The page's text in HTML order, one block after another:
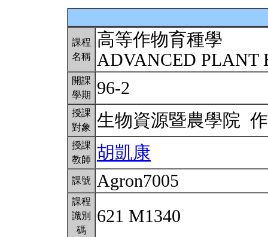
課程
名稱
高等作物育種學
ADVANCED PLANT
開課
學期
96-2
授課
對象
生物資源暨農學院
授課
教師
胡凱康
課號 Agron7005
課程
識別
碼
621 M1340